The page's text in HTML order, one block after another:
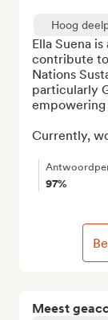
Meest
Hoog
Ella Suena
contribute
Nations
particularly
empowering
Currently,
97%